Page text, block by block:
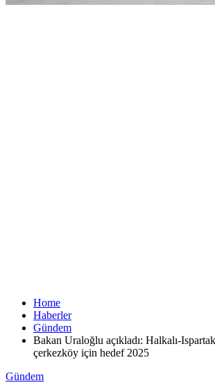
Home
Haberler
Gündem
Bakan Uraloğlu açıkladı: Halkalı-
çerkezköy için hedef 2025
Gündem